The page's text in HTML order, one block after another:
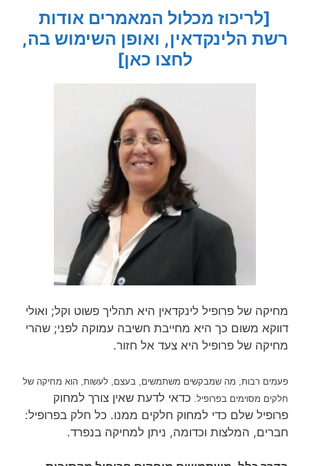
[לריכוז מכלול המאמרים אודות
רשת הלינקדאין, ואופן השימוש בה,
לחצו כאן]
מחיקה של פרופיל לינקדאין היא תהליך פשוט וקל; ואולי
דווקא משום כך היא מחייבת חשיבה עמוקה לפני; שהרי
מחיקה של פרופיל היא צעד אל חזור.
פעמים רבות, מה שמבקשים משתמשים, בעצם, לעשות, הוא מחיקה של
חלקים מסוימים בפרופיל. כדאי לדעת שאין צורך למחוק
פרופיל שלם כדי למחוק חלקים ממנו. כל חלק בפרופיל:
חברים, המלצות וכדומה, ניתן למחיקה בנפרד.